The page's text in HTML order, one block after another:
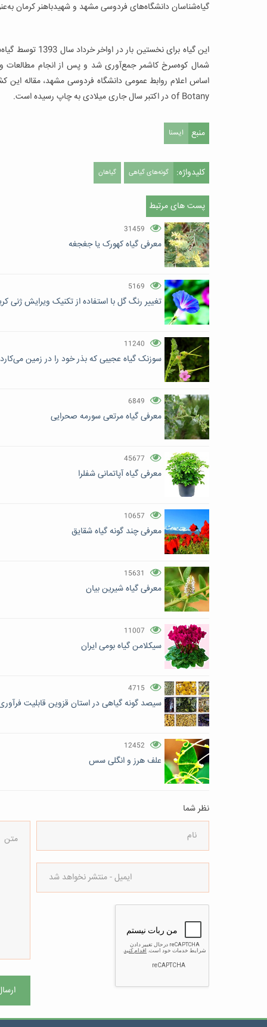
گیاه‌شناسان دانشگاه‌های فردوسی مشهد و شهیدباهنر کرمان
این گیاه برای
شمال کوه‌سرخ کاشمر جمع‌آوری شد و پس از انجام مطالعات
of Botany در اکتبر سال جاری میلادی به چاپ رسیده است.
منبع ایسنا
کلیدواژه: گونه‌های گیاهی گیاهان
پست های مرتبط
31459
معرفی گیاه کهورک یا جغجغه
5169
تغییر رنگ گل‌ با استفاده از تکنیک ویرایش ژنی
11240
سوزنک گیاه عجیبی که بذر خود را در زمین می‌کارد
6849
معرفی گیاه مرتعی سورمه صحرایی
45677
معرفی گیاه آپاتمانی شفلرا
10657
معرفی چند گونه گیاه شقایق
15631
معرفی گیاه شیرین بیان
11007
سیکلامن گیاه بومی ایران
4715
سیصد گونه گیاهی در استان قزوین قابلیت
12452
علف هرز و انگلی سس
نظر شما